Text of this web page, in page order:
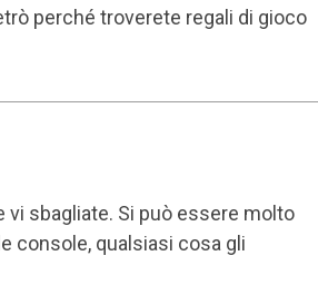
perché troverete regali di gioco
sbagliate. Si può essere molto
console, qualsiasi cosa gli